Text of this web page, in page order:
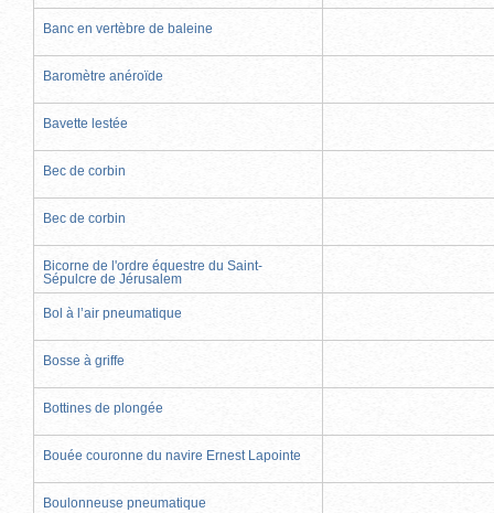
Banc en vertèbre de baleine
Baromètre anéroïde
Bavette lestée
Bec de corbin
Bec de corbin
Bicorne de l'ordre équestre du Saint-
Sépulcre de Jérusalem
Bol à l’air pneumatique
Bosse à griffe
Bottines de plongée
Bouée couronne du navire Ernest Lapointe
Boulonneuse pneumatique